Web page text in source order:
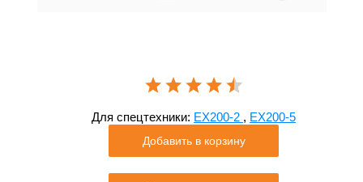
Для спецтехники: EX200-2 , EX200-5
Добавить в корзину